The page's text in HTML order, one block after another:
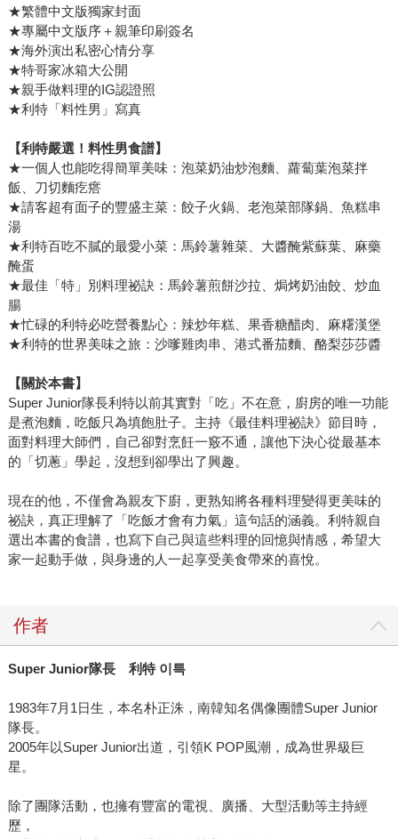
★繁體中文版獨家封面
★專屬中文版序＋親筆印刷簽名
★海外演出私密心情分享
★特哥家冰箱大公開
★親手做料理的IG認證照
★利特「料性男」寫真
【利特嚴選！料性男食譜】
★一個人也能吃得簡單美味：泡菜奶油炒泡麵、蘿蔔葉泡菜拌
飯、刀切麵疙瘩
★請客超有面子的豐盛主菜：餃子火鍋、老泡菜部隊鍋、魚糕串
湯
★利特百吃不膩的最愛小菜：馬鈴薯雜菜、大醬醃紫蘇葉、麻藥
醃蛋
★最佳「特」別料理祕訣：馬鈴薯煎餅沙拉、焗烤奶油餃、炒血
腸
★忙碌的利特必吃營養點心：辣炒年糕、果香糖醋肉、麻糬漢堡
★利特的世界美味之旅：沙嗲雞肉串、港式番茄麵、酪梨莎莎醬
【關於本書】
Super Junior隊長利特以前其實對「吃」不在意，廚房的唯一功能
是煮泡麵，吃飯只為填飽肚子。主持《最佳料理祕訣》節目時，
面對料理大師們，自己卻對烹飪一竅不通，讓他下決心從最基本
的「切蔥」學起，沒想到卻學出了興趣。
現在的他，不僅會為親友下廚，更熟知將各種料理變得更美味的
祕訣，真正理解了「吃飯才會有力氣」這句話的涵義。利特親自
選出本書的食譜，也寫下自己與這些料理的回憶與情感，希望大
家一起動手做，與身邊的人一起享受美食帶來的喜悅。
作者
Super Junior隊長 利特 이특
1983年7月1日生，本名朴正洙，南韓知名偶像團體Super Junior
隊長。
2005年以Super Junior出道，引領K POP風潮，成為世界級巨
星。
除了團隊活動，也擁有豐富的電視、廣播、大型活動等主持經
歷，